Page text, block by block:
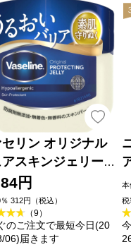
セリン オリジナル
アスキンジェリー
ユニリーバ・ジ
円
312円（税込）
（9）
のご注文で最短今日(20
06)届きます
本
税